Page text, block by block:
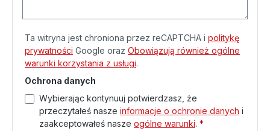
Ta witryna jest chroniona przez reCAPTCHA i politykę
prywatności Google oraz Obowiązują również ogólne
warunki korzystania z usługi.
Ochrona danych
Wybierając kontynuuj potwierdzasz, że
przeczytałeś nasze informacje o ochronie danych i
zaakceptowałeś nasze ogólne warunki. *